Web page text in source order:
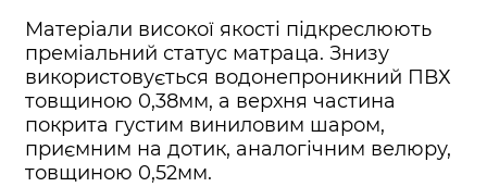
Матеріали високої якості підкреслюють
преміальний статус матраца. Знизу
використовується водонепроникний ПВХ
товщиною 0,38мм, а верхня частина
покрита густим виниловим шаром,
приємним на дотик, аналогічним велюру,
товщиною 0,52мм.